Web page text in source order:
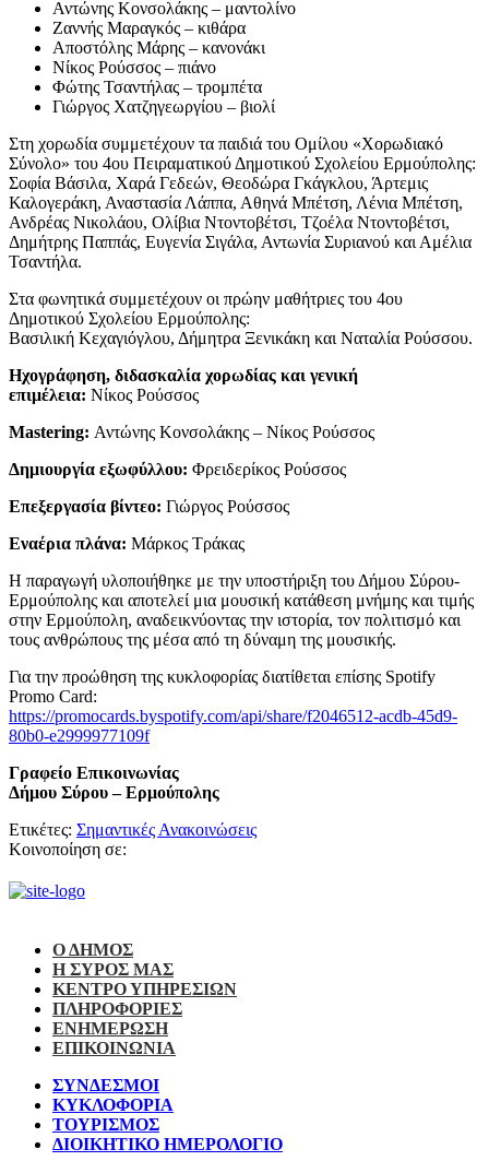
Αντώνης Κονσολάκης – μαντολίνο
Ζαννής Μαραγκός – κιθάρα
Αποστόλης Μάρης – κανονάκι
Νίκος Ρούσσος – πιάνο
Φώτης Τσαντήλας – τρομπέτα
Γιώργος Χατζηγεωργίου – βιολί
Στη χορωδία συμμετέχουν τα παιδιά του Ομίλου «Χορωδιακό
Σύνολο» του 4ου Πειραματικού Δημοτικού Σχολείου Ερμούπολης:
Σοφία Βάσιλα, Χαρά Γεδεών, Θεοδώρα Γκάγκλου, Άρτεμις
Καλογεράκη, Αναστασία Λάππα, Αθηνά Μπέτση, Λένια Μπέτση,
Ανδρέας Νικολάου, Ολίβια Ντοντοβέτσι, Τζοέλα Ντοντοβέτσι,
Δημήτρης Παππάς, Ευγενία Σιγάλα, Αντωνία Συριανού και Αμέλια
Τσαντήλα.
Στα φωνητικά συμμετέχουν οι πρώην μαθήτριες του 4ου
Δημοτικού Σχολείου Ερμούπολης:
Βασιλική Κεχαγιόγλου, Δήμητρα Ξενικάκη και Ναταλία Ρούσσου.
Ηχογράφηση, διδασκαλία χορωδίας και γενική
επιμέλεια: Νίκος Ρούσσος
Mastering: Αντώνης Κονσολάκης – Νίκος Ρούσσος
Δημιουργία εξωφύλλου: Φρειδερίκος Ρούσσος
Επεξεργασία βίντεο: Γιώργος Ρούσσος
Εναέρια πλάνα: Μάρκος Τράκας
Η παραγωγή υλοποιήθηκε με την υποστήριξη του Δήμου Σύρου-
Ερμούπολης και αποτελεί μια μουσική κατάθεση μνήμης και τιμής
στην Ερμούπολη, αναδεικνύοντας την ιστορία, τον πολιτισμό και
τους ανθρώπους της μέσα από τη δύναμη της μουσικής.
Για την προώθηση της κυκλοφορίας διατίθεται επίσης Spotify
Promo Card:
https://promocards.byspotify.com/api/share/f2046512-acdb-45d9-
80b0-e2999977109f
Γραφείο Επικοινωνίας
Δήμου Σύρου – Ερμούπολης
Ετικέτες: Σημαντικές Ανακοινώσεις
Κοινοποίηση σε:
Ο ΔΗΜΟΣ
Η ΣΥΡΟΣ ΜΑΣ
ΚΕΝΤΡΟ ΥΠΗΡΕΣΙΩΝ
ΠΛΗΡΟΦΟΡΙΕΣ
ΕΝΗΜΕΡΩΣΗ
ΕΠΙΚΟΙΝΩΝΙΑ
ΣΥΝΔΕΣΜΟΙ
ΚΥΚΛΟΦΟΡΙΑ
ΤΟΥΡΙΣΜΟΣ
ΔΙΟΙΚΗΤΙΚΟ ΗΜΕΡΟΛΟΓΙΟ